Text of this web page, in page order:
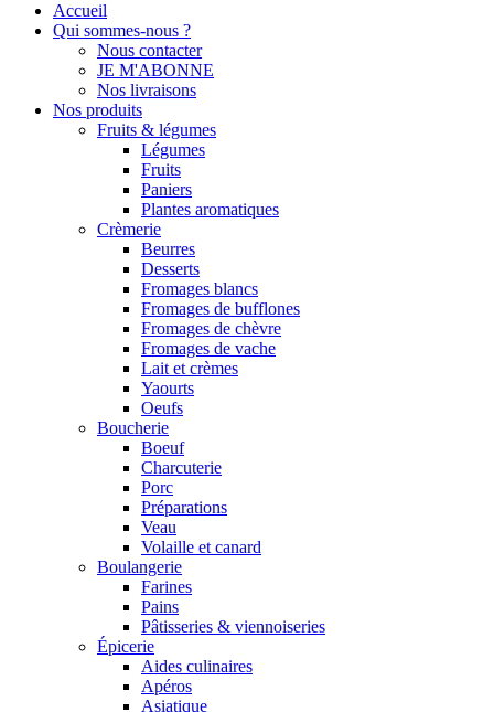
Accueil
Qui sommes-nous ?
Nous contacter
JE M'ABONNE
Nos livraisons
Nos produits
Fruits & légumes
Légumes
Fruits
Paniers
Plantes aromatiques
Crèmerie
Beurres
Desserts
Fromages blancs
Fromages de bufflones
Fromages de chèvre
Fromages de vache
Lait et crèmes
Yaourts
Oeufs
Boucherie
Boeuf
Charcuterie
Porc
Préparations
Veau
Volaille et canard
Boulangerie
Farines
Pains
Pâtisseries & viennoiseries
Épicerie
Aides culinaires
Apéros
Asiatique